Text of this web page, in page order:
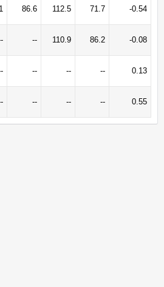
86.6 112.5 71.7 -0.54
-- 110.9 86.2 -0.08
-- -- -- 0.13
-- -- -- 0.55